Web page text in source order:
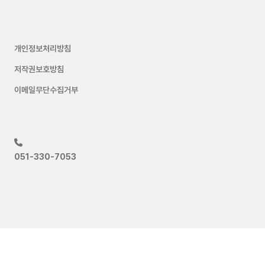
개인정보처리방침
저작권보호방침
이메일무단수집거부
051-330-7053